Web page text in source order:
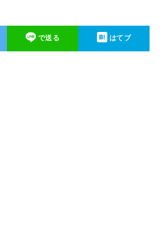
で送る はてブ